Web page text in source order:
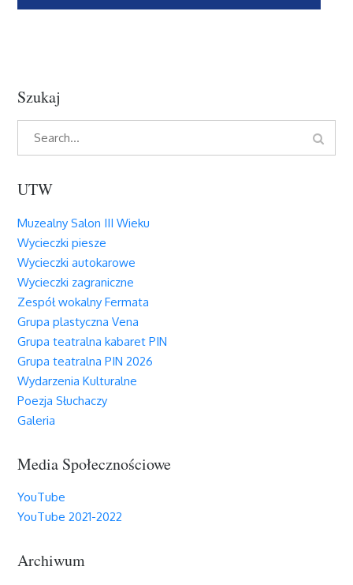
Szukaj
Search
UTW
Muzealny Salon III Wieku
Wycieczki piesze
Wycieczki autokarowe
Wycieczki zagraniczne
Zespół wokalny Fermata
Grupa plastyczna Vena
Grupa teatralna kabaret PIN
Grupa teatralna PIN 2026
Wydarzenia Kulturalne
Poezja Słuchaczy
Galeria
Media Społecznościowe
YouTube
YouTube 2021-2022
Archiwum